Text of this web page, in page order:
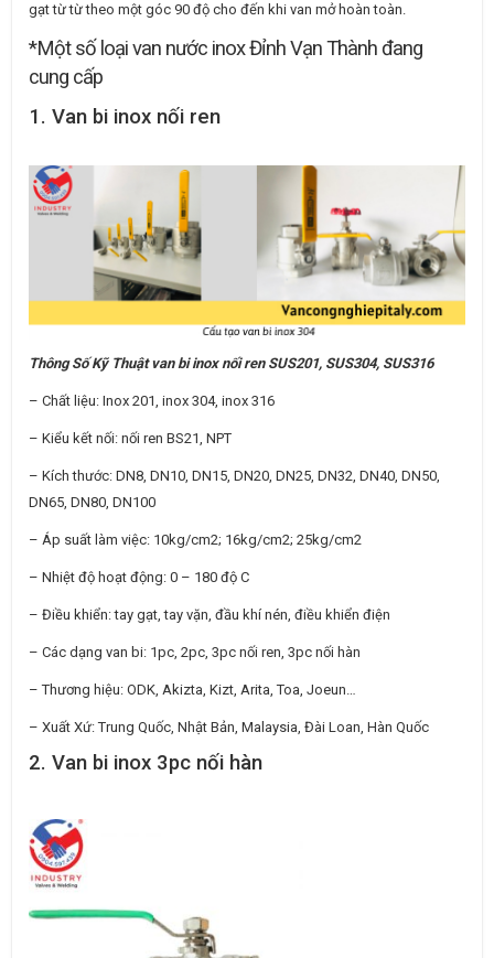
gạt từ từ theo một góc 90 độ cho đến khi van mở hoàn toàn.
*Một số loại van nước inox Đỉnh Vạn Thành đang
cung cấp
1. Van bi inox nối ren
Thông Số Kỹ Thuật van bi inox nối ren SUS201, SUS304, SUS316
– Chất liệu: Inox 201, inox 304, inox 316
– Kiểu kết nối: nối ren BS21, NPT
– Kích thước: DN8, DN10, DN15, DN20, DN25, DN32, DN40, DN50,
DN65, DN80, DN100
– Áp suất làm việc: 10kg/cm2; 16kg/cm2; 25kg/cm2
– Nhiệt độ hoạt động: 0 – 180 độ C
– Điều khiển: tay gạt, tay vặn, đầu khí nén, điều khiển điện
– Các dạng van bi: 1pc, 2pc, 3pc nối ren, 3pc nối hàn
– Thương hiệu: ODK, Akizta, Kizt, Arita, Toa, Joeun…
– Xuất Xứ: Trung Quốc, Nhật Bản, Malaysia, Đài Loan, Hàn Quốc
2. Van bi inox 3pc nối hàn